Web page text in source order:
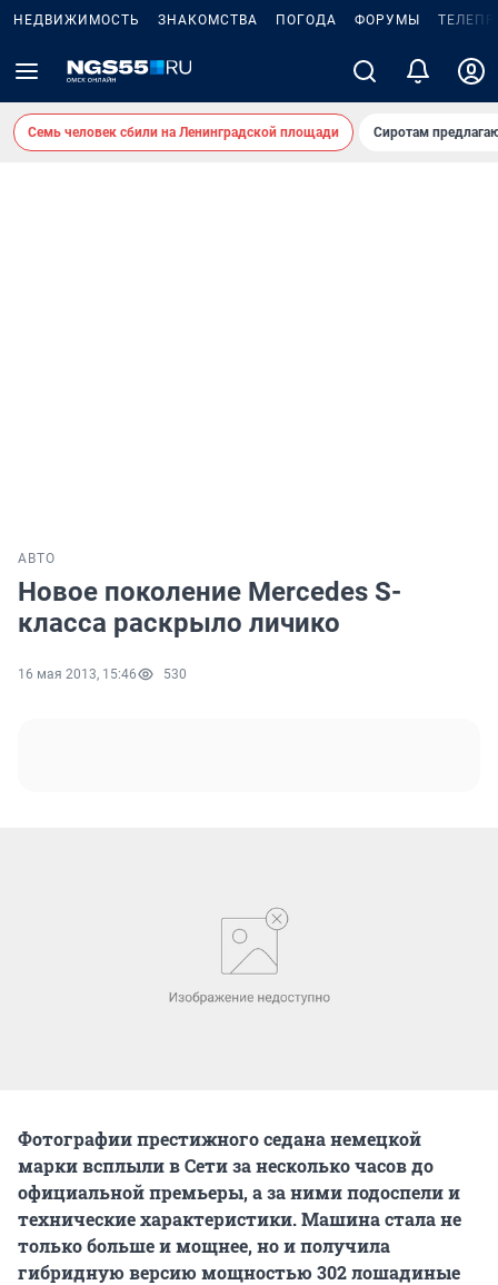
НЕДВИЖИМОСТЬ ЗНАКОМСТВА ПОГОДА ФОРУМЫ
Семь человек сбили на Ленинградской площади Сиротам
АВТО
Новое поколение Mercedes S-
класса раскрыло личико
16 мая 2013, 15:46 530
Фотографии престижного седана немецкой
марки всплыли в Сети за несколько часов до
официальной премьеры, а за ними подоспели и
технические характеристики. Машина стала не
только больше и мощнее, но и получила
гибридную версию мощностью 302 лошадиные